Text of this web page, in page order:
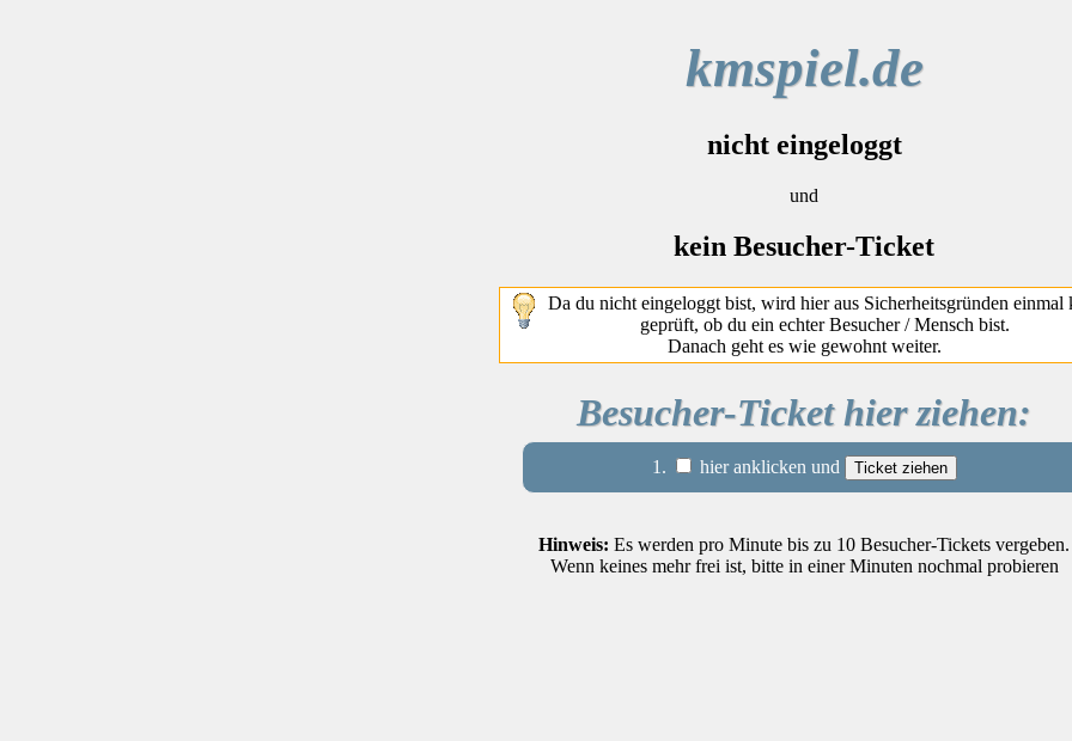
kmspiel.de
nicht eingeloggt
und
kein Besucher-Ticket
Da du nicht eingeloggt bist, wird hier aus Sicherheitsgründen einmal
geprüft, ob du ein echter Besucher / Mensch bist.
Danach geht es wie gewohnt weiter.
Besucher-Ticket hier ziehen:
1. hier anklicken und
Hinweis: Es werden pro Minute bis zu 10 Besucher-Tickets vergeben.
Wenn keines mehr frei ist, bitte in einer Minuten nochmal probieren